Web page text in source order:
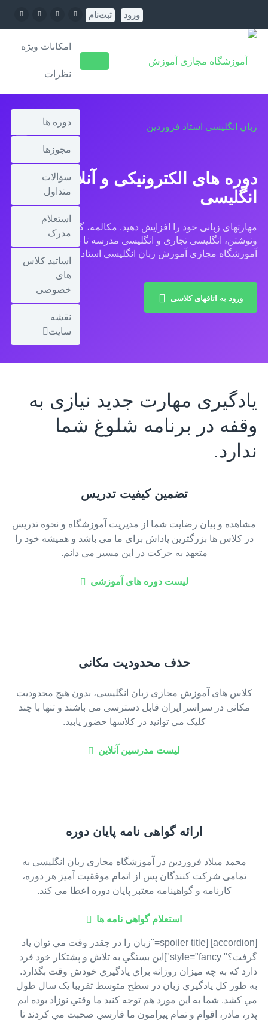
ورود ثبت‌نام پنل آموزشی
امکانات ویژه
نظرات
دوره ها
مجوزها
سؤالات
متداول
استعلام
مدرک
اساتید کلاس
های
خصوصی
نقشه
سایت
دوره های الکترونیکی و آنلاین زبان
انگلیسی
مهارتهای زبانی خود را افزایش دهید. مکالمه، گرامر، خواندن
ونوشتن، انگلیسی تجاری و انگلیسی مدرسه تا دانشگاه، همه در
آموزشگاه مجازی آموزش زبان انگلیسی استاد فروردین
ورود به اتاقهای کلاسی
یادگیری مهارت جدید نیازی به
وقفه در برنامه شلوغ شما
ندارد.
تضمین کیفیت تدریس
مشاهده و بیان رضایت شما از مدیریت آموزشگاه و نحوه تدریس
در کلاس ها بزرگترین پاداش برای ما می باشد و همیشه خود را
متعهد به حرکت در این مسیر می دانم.
لیست دوره های آموزشی
حذف محدودیت مکانی
کلاس های آموزش مجازی زبان انگلیسی، بدون هیچ محدودیت
مکانی در سراسر ایران قابل دسترسی می باشند و تنها با چند
کلیک می توانید در کلاسها حضور یابید.
لیست مدرسین آنلاین
ارائه گواهی نامه پایان دوره
محمد میلاد فروردین در آموزشگاه مجازی زبان انگلیسی به
تمامی شرکت کنندگان پس از اتمام موفقیت آمیز هر دوره،
کارنامه و گواهینامه معتبر پایان دوره اعطا می کند.
استعلام گواهی نامه ها
[accordion] [spoiler title="زبان را در چقدر وقت مي توان ياد
گرفت؟" style="fancy"]اين بستگي به تلاش و پشتکار خود فرد
دارد که به چه ميزان روزانه براي يادگيري خودش وقت بگذارد.
به طور کل يادگيري زبان در سطح متوسط تقريبا يک سال طول
مي کشد. شما به اين مورد هم توجه کنيد ما وقتي نوزاد بوده ايم
پدر، مادر، اقوام و تمام پيرامون ما فارسي صحبت مي کردند تا